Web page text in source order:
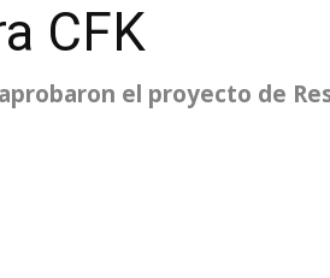
CFK
el proyecto de